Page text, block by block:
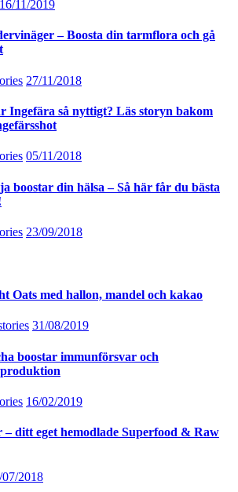
16/11/2019
– Boosta din tarmflora och gå
27/11/2018
Ingefära så nyttigt? Läs storyn bakom
05/11/2018
boostar din hälsa – Så här får du bästa
23/09/2018
Oats med hallon, mandel och kakao
31/08/2019
boostar immunförsvar och
16/02/2019
– ditt eget hemodlade Superfood & Raw
07/2018